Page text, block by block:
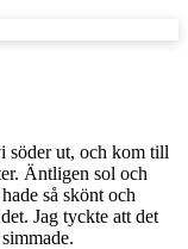
söder ut, och kom till
Äntligen sol och
så skönt och
Jag tyckte att det